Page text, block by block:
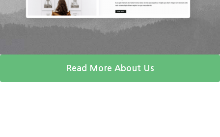
Read More About Us